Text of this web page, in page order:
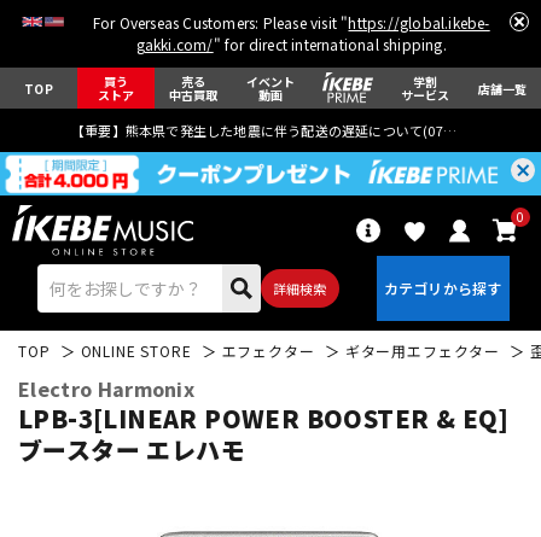
For Overseas Customers: Please visit "https://global.ikebe-
gakki.com/" for direct international shipping.
TOP 買う
ストア
売る
中古買取
イベント
動画
学割
サービス 店舗一覧
【重要】熊本県で発生した地震に伴う配送の遅延について(07月29日
詳細検索
0
TOP ONLINE STORE エフェクター ギター用エフェクター
Electro Harmonix
LPB-3[LINEAR POWER BOOSTER & EQ]
ブースター エレハモ